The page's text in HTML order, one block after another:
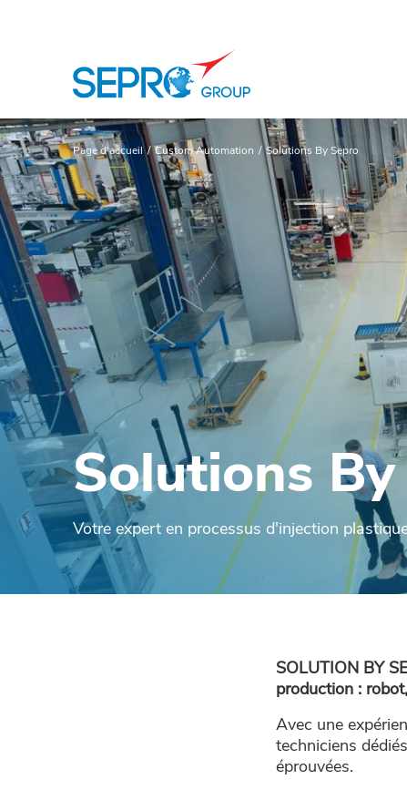
Page d'accueil Custom Automation Solutions By Sepro
Solutions
Votre expert en processus d'injection
SOLUTION BY
production :
Avec une
techniciens
éprouvées.